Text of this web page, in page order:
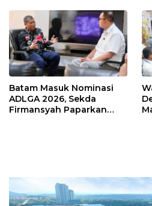
Batam Masuk Nominasi
ADLGA 2026, Sekda
Firmansyah Paparkan